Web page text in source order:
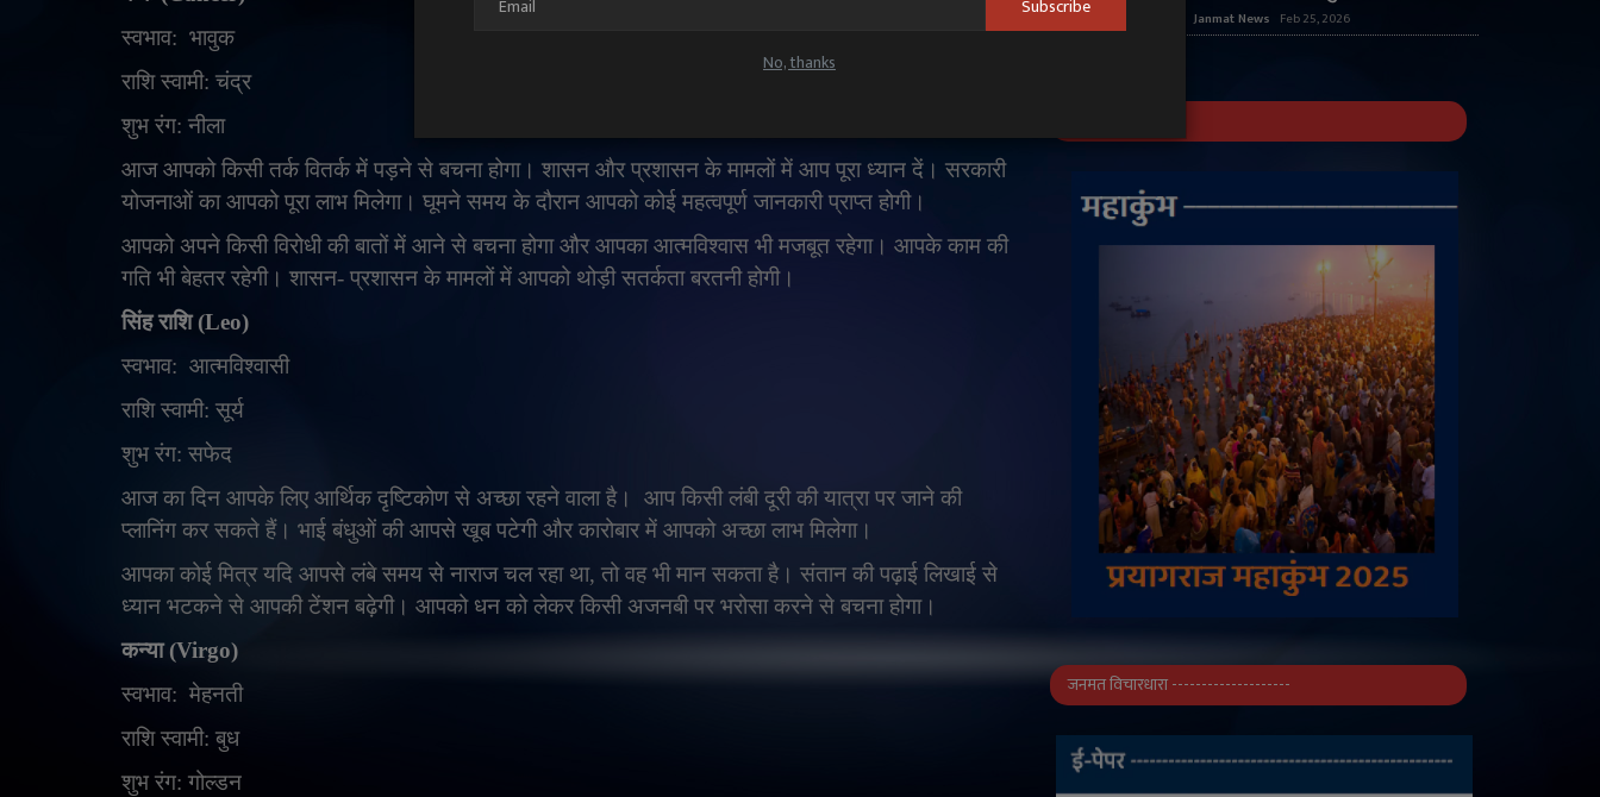
Subscribe
No, thanks
स्वभाव: भावुक
राशि स्वामी: चंद्र
शुभ रंग: नीला
आज आपको किसी तर्क वितर्क में पड़ने से बचना होगा। शासन और प्रशासन के मामलों में आप पूरा ध्यान दें। सरकारी
योजनाओं का आपको पूरा लाभ मिलेगा। घूमने समय के दौरान आपको कोई महत्वपूर्ण जानकारी प्राप्त होगी।
आपको अपने किसी विरोधी की बातों में आने से बचना होगा और आपका आत्मविश्वास भी मजबूत रहेगा। आपके काम की
गति भी बेहतर रहेगी। शासन- प्रशासन के मामलों में आपको थोड़ी सतर्कता बरतनी होगी।
सिंह राशि (Leo)
स्वभाव: आत्मविश्वासी
राशि स्वामी: सूर्य
शुभ रंग: सफेद
आज का दिन आपके लिए आर्थिक दृष्टिकोण से अच्छा रहने वाला है।
आप किसी लंबी दूरी की यात्रा पर जाने की
प्लानिंग कर सकते हैं। भाई बंधुओं की आपसे खूब पटेगी और कारोबार में आपको अच्छा लाभ मिलेगा।
आपका कोई मित्र यदि आपसे लंबे समय से नाराज चल रहा था, तो वह भी मान सकता है। संतान की पढ़ाई लिखाई से
ध्यान भटकने से आपकी टेंशन बढ़ेगी। आपको धन को लेकर किसी अजनबी पर भरोसा करने से बचना होगा।
कन्या (Virgo)
स्वभाव: मेहनती
राशि स्वामी: बुध
शुभ रंग: गोल्डन
Janmat News Feb 25, 2026
जनमत विचारधारा --------------------